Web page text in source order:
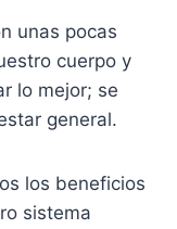
unas pocas
cuerpo y
lo mejor; se
general.
los beneficios
sistema